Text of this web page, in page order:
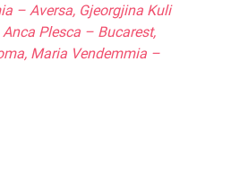
– Aversa, Gjeorgjina Kuli
Plesca – Bucarest,
Maria Vendemmia –